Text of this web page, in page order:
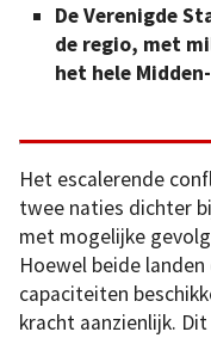
De Verenigde
de regio, met
het hele
Het escalerende
twee naties dichter
met mogelijke
Hoewel beide
capaciteiten
kracht aanzienlijk.